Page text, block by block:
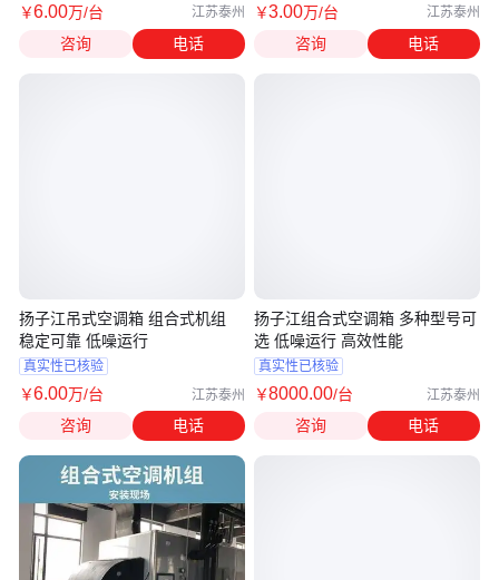
￥6.00万/台 江苏泰州
咨询 电话
扬子江吊式空调箱 组合式机组
稳定可靠 低噪运行
真实性已核验
￥6.00万/台 江苏泰州
咨询 电话
￥3.00万/台 江苏泰州
咨询 电话
扬子江组合式空调箱 多种型号可
选 低噪运行 高效性能
真实性已核验
￥8000.00/台 江苏泰州
咨询 电话